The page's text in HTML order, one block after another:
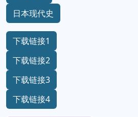
日本现代史
下载链接1
下载链接2
下载链接3
下载链接4